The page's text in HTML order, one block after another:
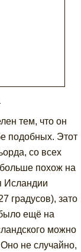
тем, что он
подобных. Этот
со всех
похож на
Исландии
градусов), зато
ещё на
можно
не случайно,